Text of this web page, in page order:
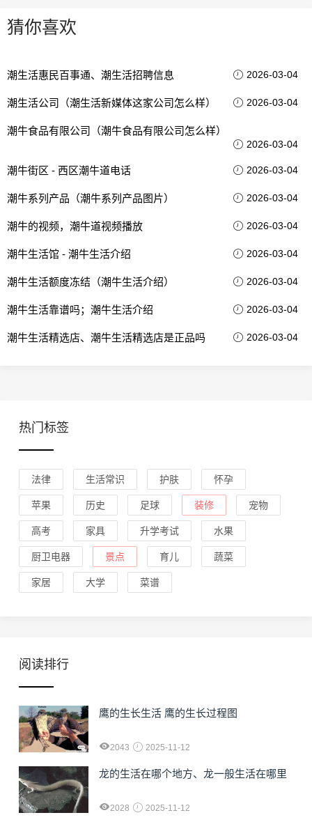
猜你喜欢
潮生活惠民百事通、潮生活招聘信息 2026-03-04
潮生活公司（潮生活新媒体这家公司怎么样） 2026-03-04
潮牛食品有限公司（潮牛食品有限公司怎么样）
2026-03-04
潮牛街区 - 西区潮牛道电话 2026-03-04
潮牛系列产品（潮牛系列产品图片） 2026-03-04
潮牛的视频，潮牛道视频播放 2026-03-04
潮牛生活馆 - 潮牛生活介绍 2026-03-04
潮牛生活额度冻结（潮牛生活介绍） 2026-03-04
潮牛生活靠谱吗；潮牛生活介绍 2026-03-04
潮牛生活精选店、潮牛生活精选店是正品吗 2026-03-04
热门标签
法律 生活常识 护肤 怀孕
苹果 历史 足球 装修 宠物
高考 家具 升学考试 水果
厨卫电器 景点 育儿 蔬菜
家居 大学 菜谱
阅读排行
鹰的生长生活 鹰的生长过程图
2043 2025-11-12
龙的生活在哪个地方、龙一般生活在哪里
2028 2025-11-12